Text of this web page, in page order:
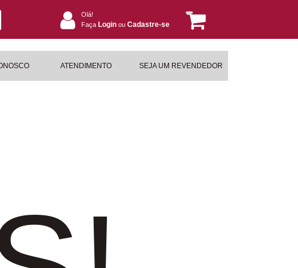
Olá!
Faça Login ou Cadastre-se
ATENDIMENTO SEJA UM REVENDEDOR